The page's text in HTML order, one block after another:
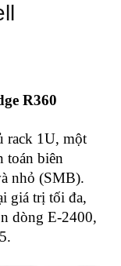
R360
rack 1U, một
toán biên
nhỏ (SMB).
giá trị tối đa,
dòng E-2400,